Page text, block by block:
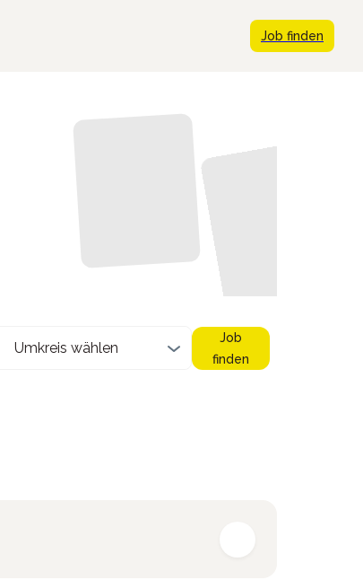
Job finden
Umkreis wählen
Job
finden